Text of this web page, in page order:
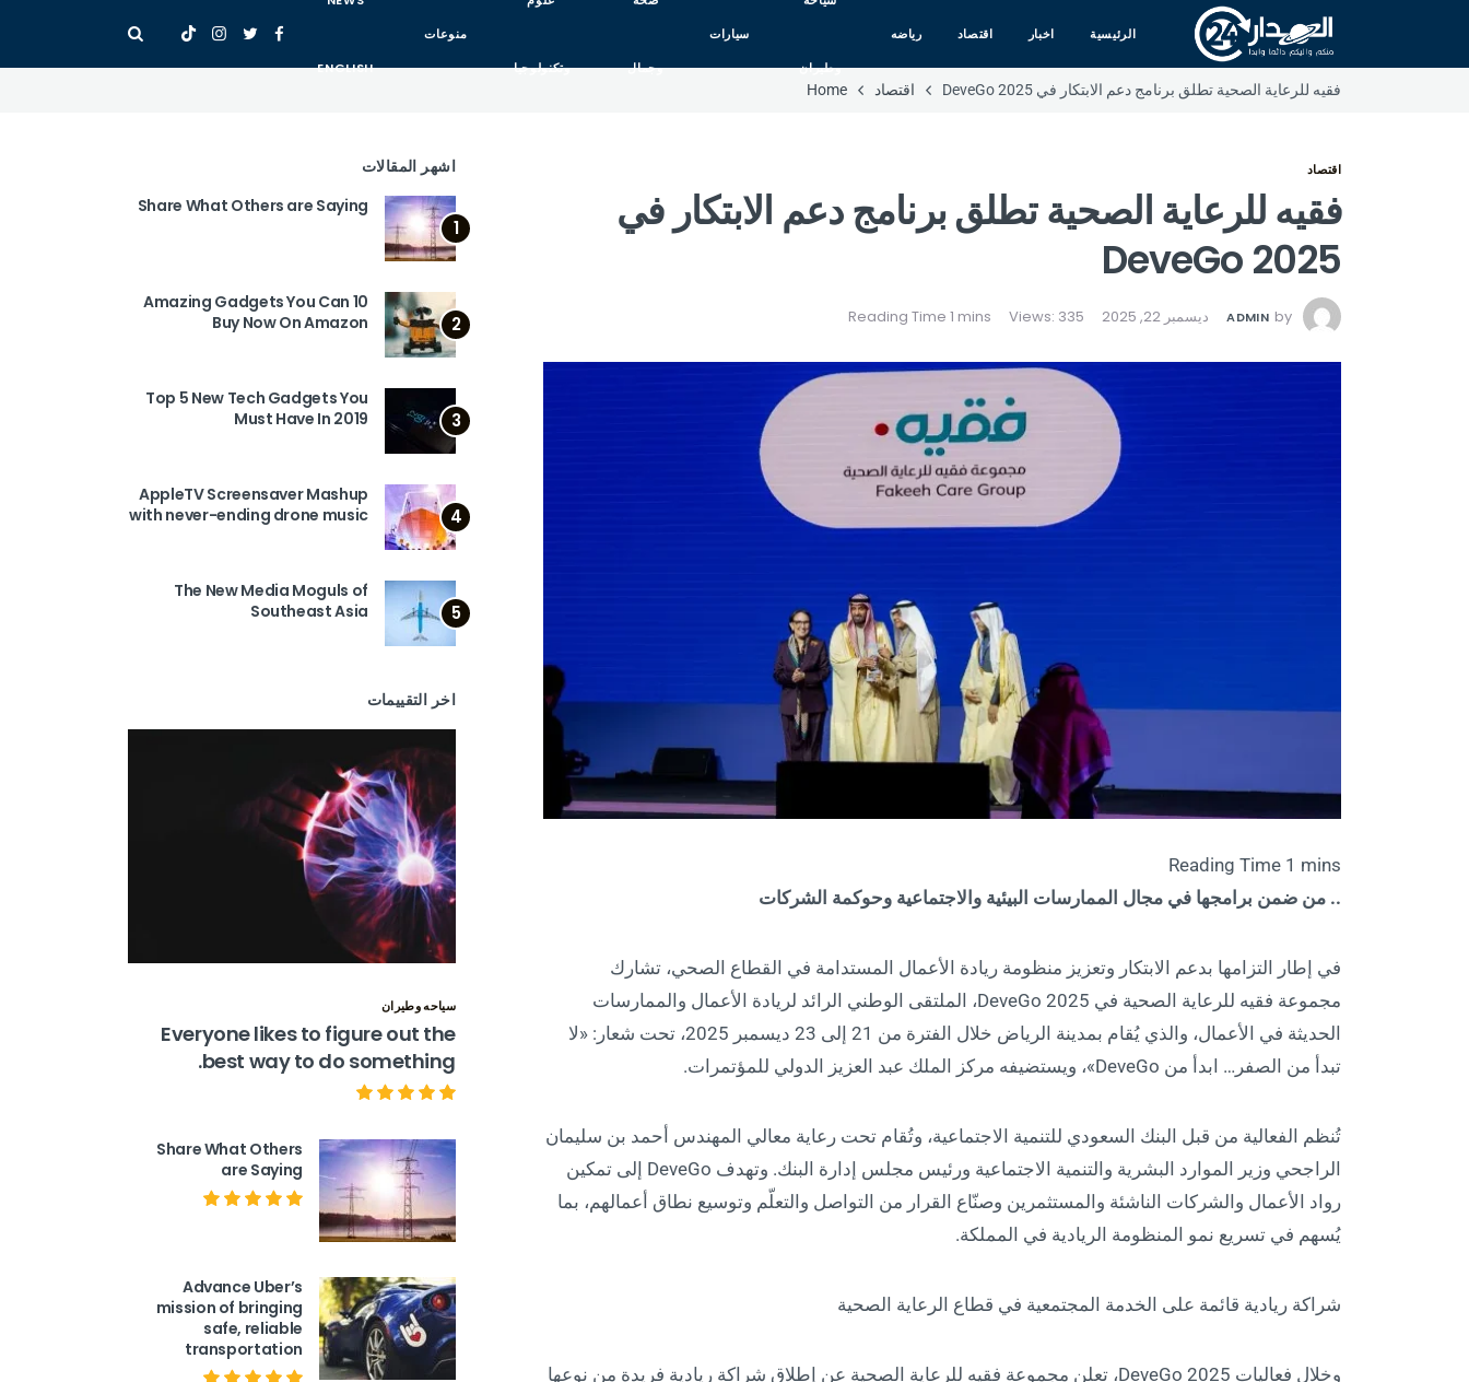
الرئيسية اخبار اقتصاد رياضه
وطيران
سيارات
وجمال وتكنولوجيا
منوعات
ENGLISH
⁠فقيه للرعاية الصحية تطلق برنامج دعم الابتكار في DeveGo 2025
اقتصاد Home
اقتصاد
⁠فقيه للرعاية الصحية تطلق برنامج دعم الابتكار في
DeveGo 2025
by
ADMIN ديسمبر 22, 2025 Views: 335
.. من ضمن برامجها في مجال الممارسات البيئية والاجتماعية وحوكمة الشركات
في إطار التزامها بدعم الابتكار وتعزيز منظومة ريادة الأعمال المستدامة في القطاع الصحي، تشارك
مجموعة فقيه للرعاية الصحية في DeveGo 2025، الملتقى الوطني الرائد لريادة الأعمال والممارسات
الحديثة في الأعمال، والذي يُقام بمدينة الرياض خلال الفترة من 21 إلى 23 ديسمبر 2025، تحت شعار: «لا
تبدأ من الصفر… ابدأ من DeveGo»، ويستضيفه مركز الملك عبد العزيز الدولي للمؤتمرات.
تُنظم الفعالية من قبل البنك السعودي للتنمية الاجتماعية، وتُقام تحت رعاية معالي المهندس أحمد بن سليمان
الراجحي وزير الموارد البشرية والتنمية الاجتماعية ورئيس مجلس إدارة البنك. وتهدف DeveGo إلى تمكين
رواد الأعمال والشركات الناشئة والمستثمرين وصنّاع القرار من التواصل والتعلّم وتوسيع نطاق أعمالهم، بما
يُسهم في تسريع نمو المنظومة الريادية في المملكة.
شراكة ريادية قائمة على الخدمة المجتمعية في قطاع الرعاية الصحية
وخلال فعاليات DeveGo 2025، تعلن مجموعة فقيه للرعاية الصحية عن إطلاق شراكة ريادية فريدة من نوعها
اشهر المقالات
1
Share What Others are Saying
2
10 Amazing Gadgets You Can
Buy Now On Amazon
3
Top 5 New Tech Gadgets You
Must Have In 2019
4
AppleTV Screensaver Mashup
with never-ending drone music
5
The New Media Moguls of
Southeast Asia
اخر التقييمات
سياحه وطيران
Everyone likes to figure out the
best way to do something.
Share What Others
are Saying
Advance Uber’s
mission of bringing
safe, reliable
transportation